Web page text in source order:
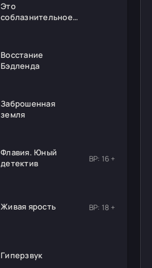
Это
соблазнительное
Восстание
Бэдленда
Заброшенная
земля
Флавия. Юный
детектив
ВР: 16 +
Живая ярость ВР: 18 +
Гиперзвук